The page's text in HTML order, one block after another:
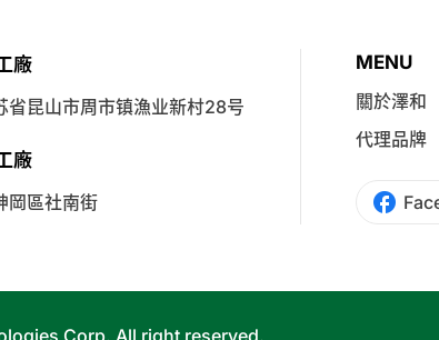
廠
省昆山市周市镇漁业新村28号
廠
岡區社南街
MENU
關於澤和
代理品牌
Corp. All right reserved.